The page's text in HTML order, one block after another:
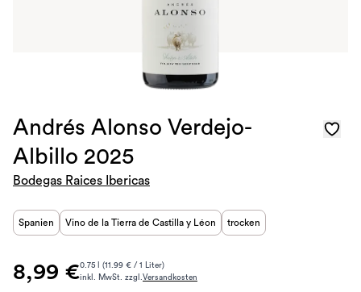
Andrés Alonso Verdejo-
Albillo 2025
Bodegas Raices Ibericas
Spanien Vino de la Tierra de Castilla y Léon trocken
8,99 €0.75 l (11.99 € / 1 Liter)
inkl. MwSt. zzgl.Versandkosten